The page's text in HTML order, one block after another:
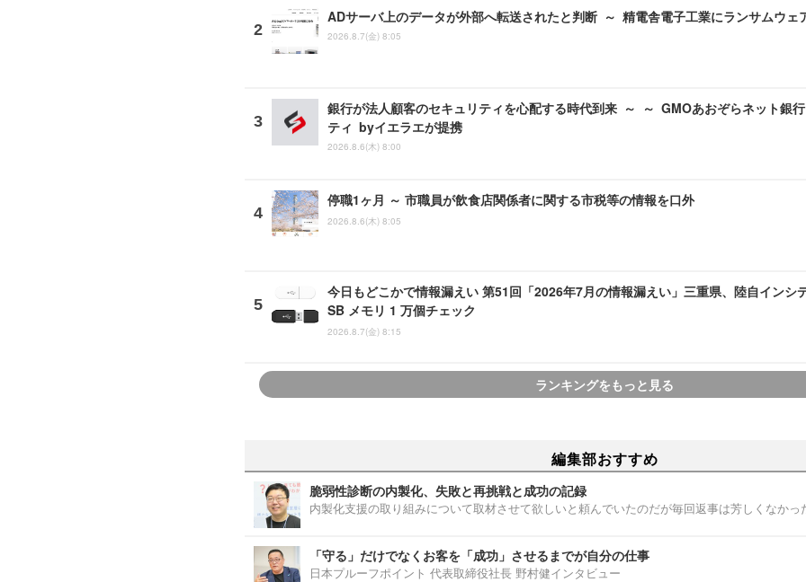
ADサーバ上のデータが外部へ転送されたと判断 ～ 精電舎電子工業にランサムウェ
2026.8.7(金) 8:05
銀行が法人顧客のセキュリティを心配する時代到来 ～ ～ GMOあおぞらネット銀
ティ byイエラエが提携
2026.8.6(木) 8:00
停職1ヶ月 ～ 市職員が飲食店関係者に関する市税等の情報を口外
2026.8.6(木) 8:05
今日もどこかで情報漏えい 第51回「2026年7月の情報漏えい」三重県、陸自インシ
SB メモリ 1 万個チェック
2026.8.7(金) 8:15
ランキングをもっと見る
編集部おすすめ
脆弱性診断の内製化、失敗と再挑戦と成功の記録
内製化支援の取り組みについて取材させて欲しいと頼んでいたのだが毎回返事は芳しくなかっ
「守る」だけでなくお客を「成功」させるまでが自分の仕事
日本プルーフポイント 代表取締役社長 野村健インタビュー